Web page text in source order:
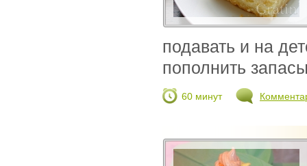
подавать и на
пополнить
60 минут